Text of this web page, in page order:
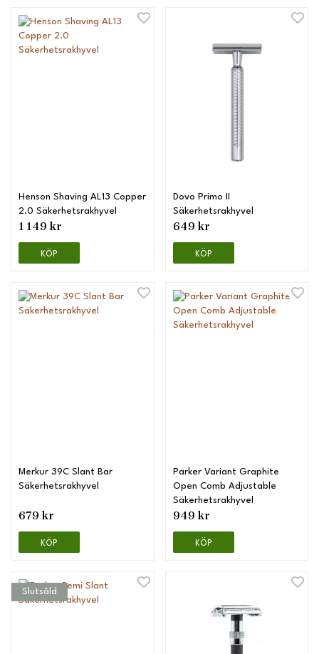
Henson Shaving AL13 Copper
2.0 Säkerhetsrakhyvel
1 149 kr
KÖP
Dovo Primo II
Säkerhetsrakhyvel
649 kr
KÖP
Merkur 39C Slant Bar
Säkerhetsrakhyvel
679 kr
KÖP
Parker Variant Graphite
Open Comb Adjustable
Säkerhetsrakhyvel
949 kr
KÖP
Slutsåld